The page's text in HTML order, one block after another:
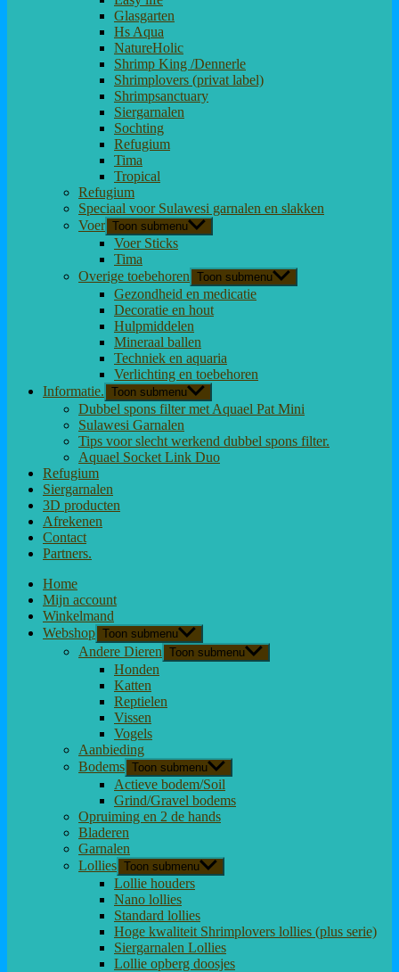
Glasgarten
Hs Aqua
NatureHolic
Shrimp King /Dennerle
Shrimplovers (privat label)
Shrimpsanctuary
Siergarnalen
Sochting
Refugium
Tima
Tropical
Refugium
Speciaal voor Sulawesi garnalen en slakken
Voer Toon submenu
Voer Sticks
Tima
Overige toebehoren Toon submenu
Gezondheid en medicatie
Decoratie en hout
Hulpmiddelen
Mineraal ballen
Techniek en aquaria
Verlichting en toebehoren
Informatie. Toon submenu
Dubbel spons filter met Aquael Pat Mini
Sulawesi Garnalen
Tips voor slecht werkend dubbel spons filter.
Aquael Socket Link Duo
Refugium
Siergarnalen
3D producten
Afrekenen
Contact
Partners.
Home
Mijn account
Winkelmand
Webshop Toon submenu
Andere Dieren Toon submenu
Honden
Katten
Reptielen
Vissen
Vogels
Aanbieding
Bodems Toon submenu
Actieve bodem/Soil
Grind/Gravel bodems
Opruiming en 2 de hands
Bladeren
Garnalen
Lollies Toon submenu
Lollie houders
Nano lollies
Standard lollies
Hoge kwaliteit Shrimplovers lollies (plus serie)
Siergarnalen Lollies
Lollie opberg doosjes